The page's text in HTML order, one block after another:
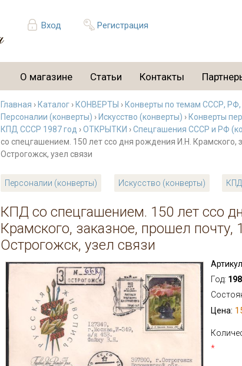
Вход Регистрация
О магазине Статьи Контакты
Главная › Каталог › КОНВЕРТЫ › Конверты по темам СССР,
Персоналии (конверты) › Искусство (конверты) › Конверты
КПД СССР 1987 год ›ОТКРЫТКИ ›Спецгашения СССР и РФ
со спецгашением. 150 лет ссо дня рождения И.Н. Крамского,
Острогожск, узел связи
Персоналии (конверты) Искусство (конверты)
КПД со спецгашением. 150 лет ссо
Крамского, заказное, прошел почту,
Острогожск, узел связи
Год:
Цена:
*